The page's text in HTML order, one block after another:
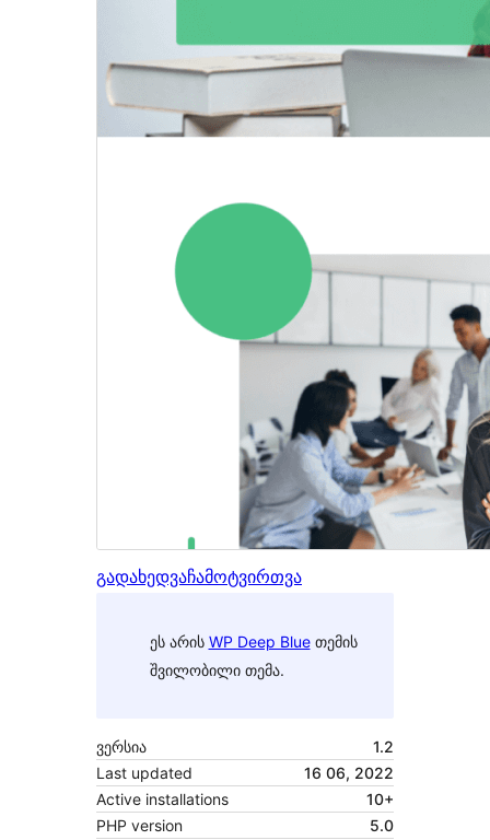
გადახედვაჩამოტვირთვა
ეს არის WP Deep Blueთემის
შვილობილი თემა.
ვერსია
1.2
Last updated
16 06, 2022
Active installations
10+
PHP version
5.0